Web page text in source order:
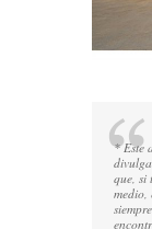
* Este
que, si
medio,